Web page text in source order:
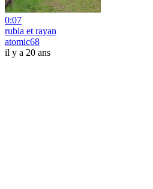
0:07
rubia et rayan
atomic68
il y a 20 ans